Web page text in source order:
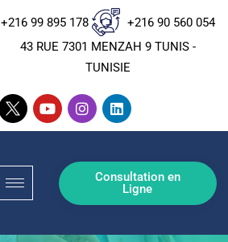
+216 99 895 178
+216 90 560 054
43 RUE 7301 MENZAH 9 TUNIS -
TUNISIE
Consultation en
Ligne